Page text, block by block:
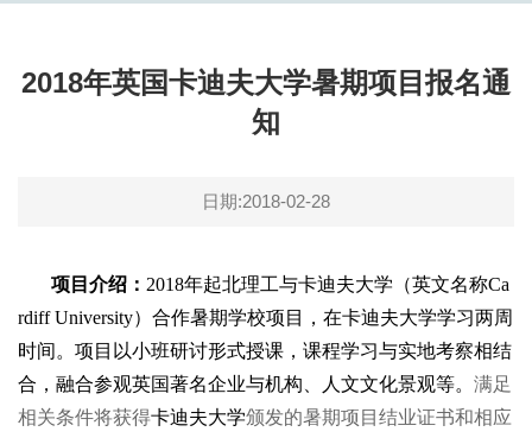
2018年英国卡迪夫大学暑期项目报名通
知
日期:2018-02-28
项目介绍： 2018年起北理工与卡迪夫大学 （英文名称Ca
rdiff University） 合作暑期学校项目，在卡迪夫大学学习两周
时间。项目以小班研讨形式授课，课程学习与实地考察相结
合，融合参观英国著名企业与机构、人文文化景观等。 满足
相关条件将获得卡迪夫大学颁发的暑期项目结业证书和相应